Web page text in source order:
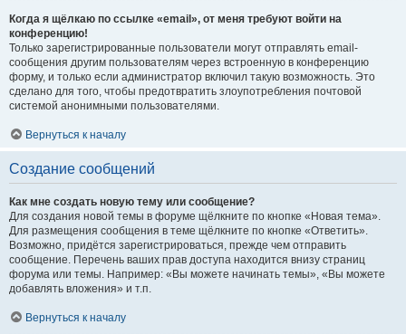
Когда я щёлкаю по ссылке «email», от меня требуют войти на
конференцию!
Только зарегистрированные пользователи могут отправлять email-
сообщения другим пользователям через встроенную в конференцию
форму, и только если администратор включил такую возможность. Это
сделано для того, чтобы предотвратить злоупотребления почтовой
системой анонимными пользователями.
Вернуться к началу
Создание сообщений
Как мне создать новую тему или сообщение?
Для создания новой темы в форуме щёлкните по кнопке «Новая тема».
Для размещения сообщения в теме щёлкните по кнопке «Ответить».
Возможно, придётся зарегистрироваться, прежде чем отправить
сообщение. Перечень ваших прав доступа находится внизу страниц
форума или темы. Например: «Вы можете начинать темы», «Вы можете
добавлять вложения» и т.п.
Вернуться к началу